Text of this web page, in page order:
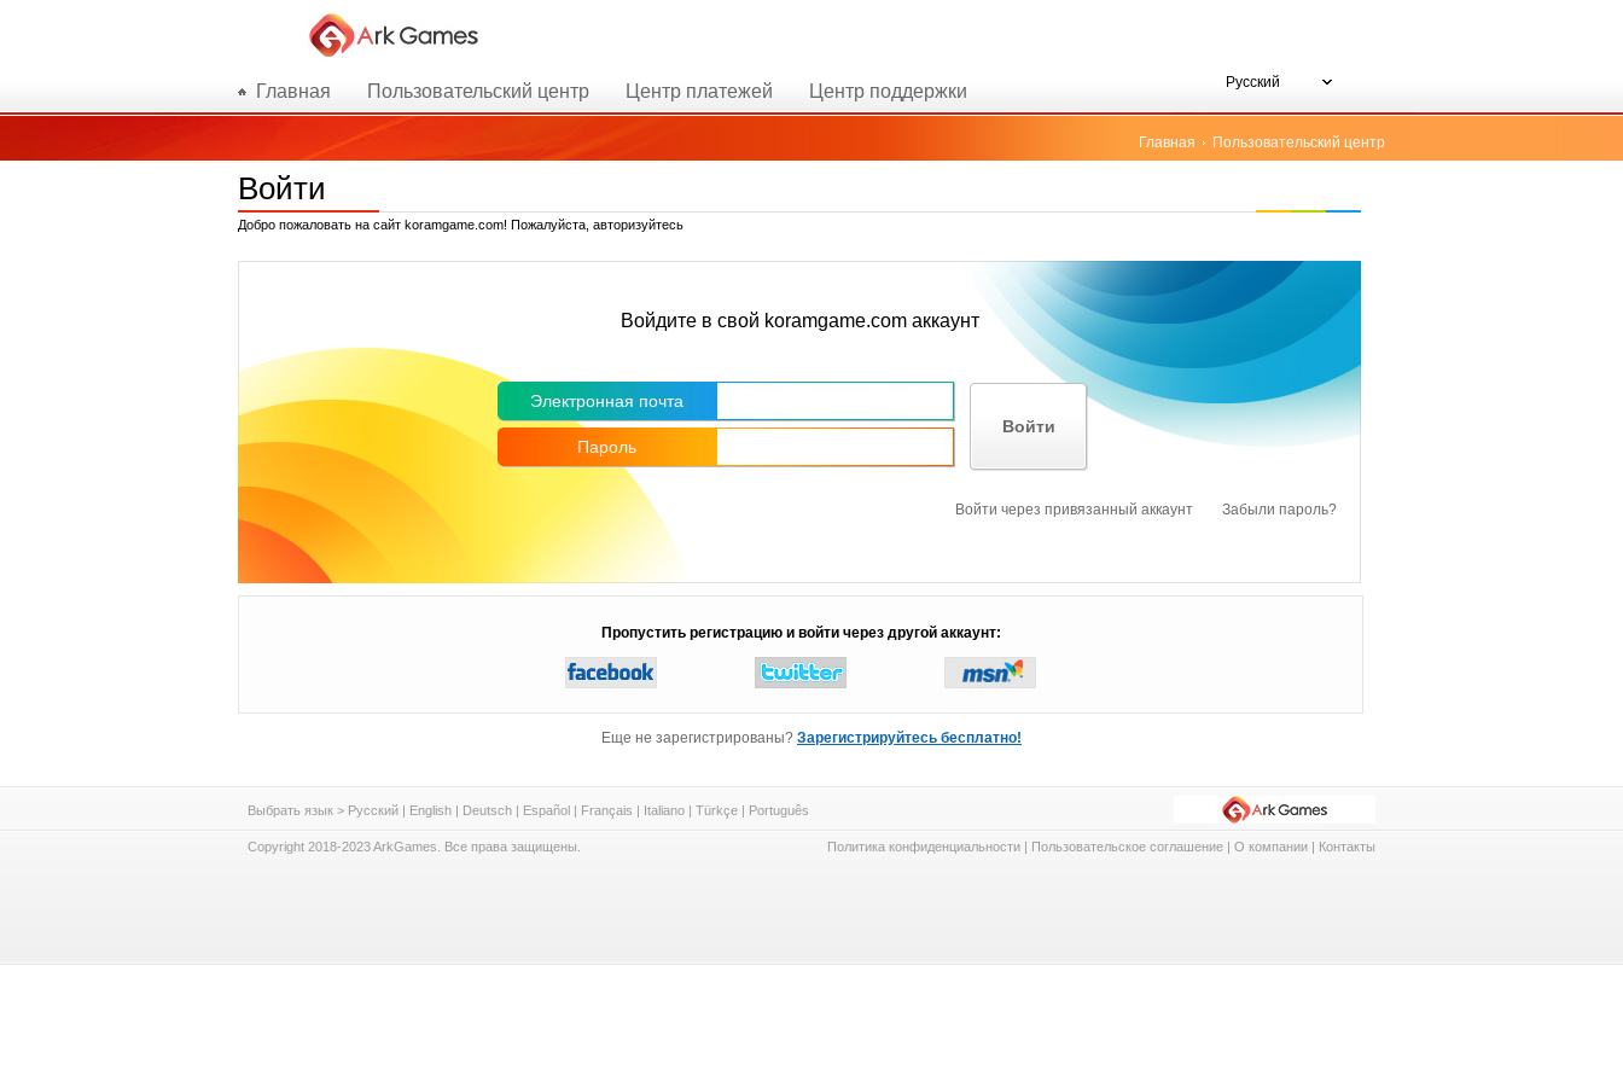
Главная Пользовательский центр Центр платежей Центр поддержки Русский
Главная Пользовательский центр
Войти
Добро пожаловать на сайт koramgame.com! Пожалуйста, авторизуйтесь
Войдите в свой koramgame.com аккаунт
Электронная почта
Войти
Пароль
Войти через привязанный аккаунт Забыли пароль?
Пропустить регистрацию и войти через другой аккаунт:
Еще не зарегистрированы? Зарегистрируйтесь бесплатно!
Выбрать язык > Русский | English | Deutsch | Español | Français | Italiano | Türkçe | Português
Copyright 2018-2023 ArkGames. Все права защищены. Политика конфиденциальности | Пользовательское соглашение | О компании | Контакты